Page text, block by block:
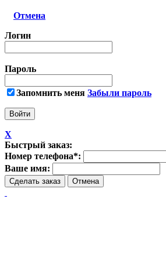
Отмена
Логин
Пароль
Запомнить меня Забыли пароль
X
Быстрый заказ:
Номер телефона*:
Ваше имя: